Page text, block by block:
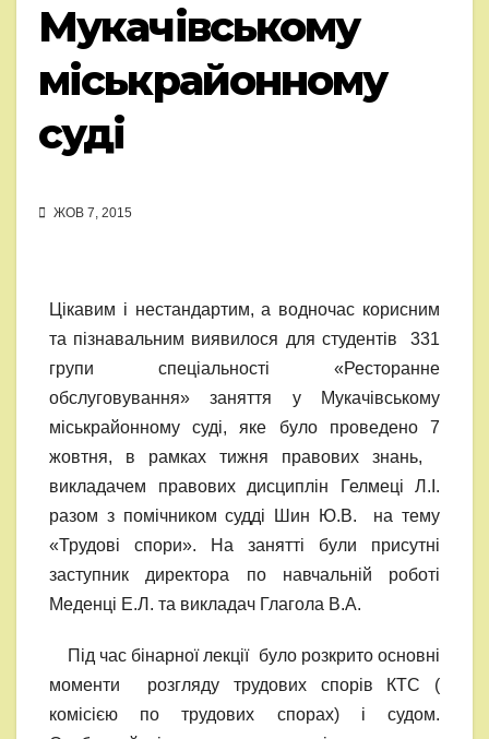
Мукачівському
міськрайонному
суді
ЖОВ 7, 2015
Цікавим і нестандартим, а водночас корисним
та пізнавальним виявилося для студентів 331
групи спеціальності «Ресторанне
обслуговування» заняття у Мукачівському
міськрайонному суді, яке було проведено 7
жовтня, в рамках тижня правових знань,
викладачем правових дисциплін Гелмеці Л.І.
разом з помічником судді Шин Ю.В. на тему
«Трудові спори». На занятті були присутні
заступник директора по навчальній роботі
Меденці Е.Л. та викладач Глагола В.А.
Під час бінарної лекції було розкрито основні
моменти розгляду трудових спорів КТС (
комісією по трудових спорах) і судом.